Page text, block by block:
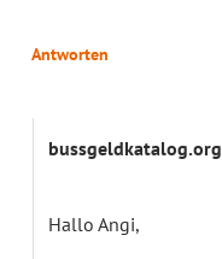
Antworten
bussgeldkatalog.org
Hallo Angi,